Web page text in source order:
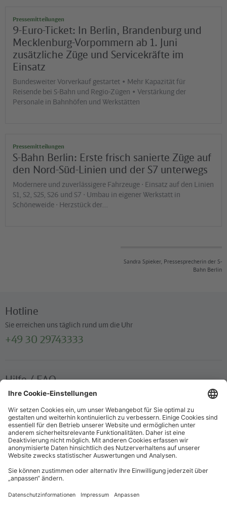
Pressemitteilungen
9-Euro-Ticket: In Berlin, Brandenburg und
Mecklenburg-Vorpommern ab 1. Juni
zusätzliche Züge und Servicekräfte im
Einsatz
Bundesweiter Vorverkauf gestartet • Mehr Kapazität für
Reisende bei S-Bahn und Regio-Zügen • Verstärkung der
Personale in Bahnhöfen und Werkstätten
Pressemitteilungen
S-Bahn Berlin: Erste frisch sanierte Züge auf
den Nord-Süd-Linien und der S7 unterwegs
Modernere und zuverlässigere Fahrzeuge ⋅ Einsatz auf den Linien
S1, S2, S25, S26 und S7 ⋅ Umbau in eigener Werkstatt in
Schöneweide ⋅ Herzstück der…
Sandra Spieker, Pressesprecherin der S-
Bahn Berlin
Hotline
Sie erreichen uns täglich rund um die Uhr
+49 30 29743333
Hilfe / FAQ
Die wichtigsten Antworten und Hilfestellungen für unterwegs
Verkaufsstellen
Ticketverkauf und persönliche Beratung
Newsletter